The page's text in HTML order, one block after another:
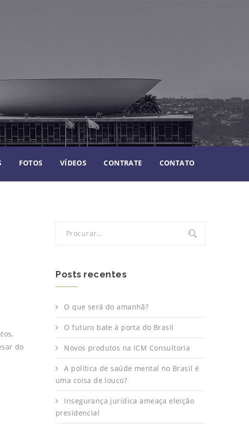
FOTOS VÍDEOS CONTRATE CONTATO
do
Posts recentes
O que será do amanhã?
O futuro bate à porta do Brasil
Novos produtos na ICM Consultoria
A política de saúde mental no Brasil é
uma coisa de louco?
Insegurança jurídica ameaça eleição
presidencial